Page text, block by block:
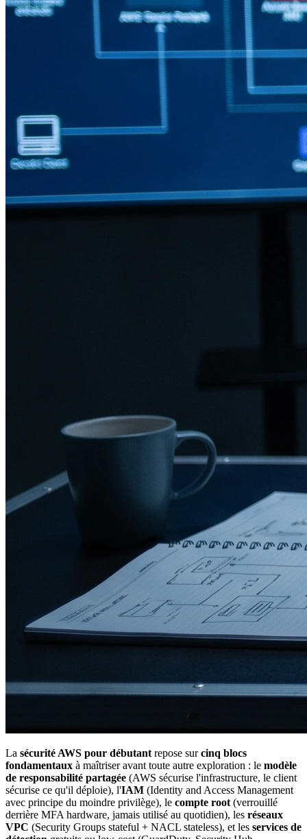
La sécurité AWS pour débutant repose surcinq blocs
fondamentaux à maîtriser avant toute autre exploration : le modèle
de responsabilité partagée (AWS sécurise l'infrastructure, le client
sécurise ce qu'il déploie), l'IAM (Identity and Access Management
avec principe du moindre privilège), le compte root (verrouillé
derrière MFA hardware, jamais utilisé au quotidien), les réseaux
VPC (Security Groups stateful + NACL stateless), et les services de